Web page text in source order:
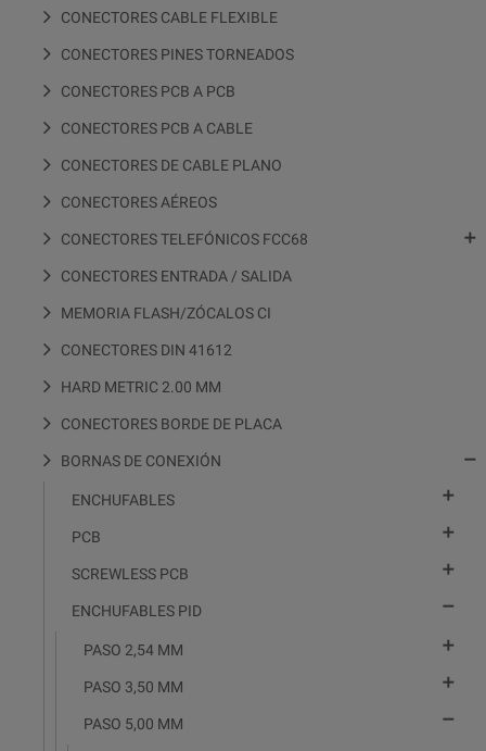
CONECTORES CABLE FLEXIBLE
CONECTORES PINES TORNEADOS
CONECTORES PCB A PCB
CONECTORES PCB A CABLE
CONECTORES DE CABLE PLANO
CONECTORES AÉREOS
CONECTORES TELEFÓNICOS FCC68 
CONECTORES ENTRADA / SALIDA
MEMORIA FLASH/ZÓCALOS CI
CONECTORES DIN 41612
HARD METRIC 2.00 MM
CONECTORES BORDE DE PLACA
BORNAS DE CONEXIÓN 
ENCHUFABLES 
PCB 
SCREWLESS PCB 
ENCHUFABLES PID 
PASO 2,54 MM 
PASO 3,50 MM 
PASO 5,00 MM 